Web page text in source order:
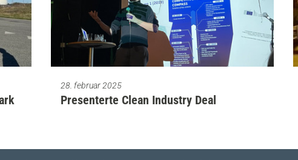
28. februar 2025
Presenterte Clean Industry Deal